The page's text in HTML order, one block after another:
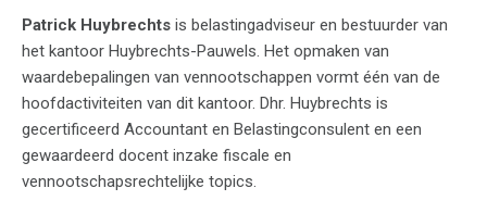
Patrick Huybrechts is belastingadviseur en bestuurder van
het kantoor Huybrechts-Pauwels. Het opmaken van
waardebepalingen van vennootschappen vormt één van de
hoofdactiviteiten van dit kantoor. Dhr. Huybrechts is
gecertificeerd Accountant en Belastingconsulent en een
gewaardeerd docent inzake fiscale en
vennootschapsrechtelijke topics.